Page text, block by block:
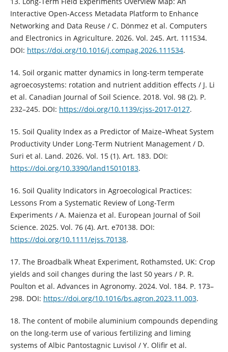
Interactive Open-Access Metadata Platform to Enhance
Networking and Data Reuse / C. Dönmez et al. Computers
and Electronics in Agriculture. 2026. Vol. 245. Art. 111534.
DOI: https://doi.org/10.1016/j.compag.2026.111534.
14. Soil organic matter dynamics in long-term temperate
agroecosystems: rotation and nutrient addition effects / J. Li
et al. Canadian Journal of Soil Science. 2018. Vol. 98 (2). P.
232–245. DOI: https://doi.org/10.1139/cjss-2017-0127.
15. Soil Quality Index as a Predictor of Maize–Wheat System
Productivity Under Long-Term Nutrient Management / D.
Suri et al. Land. 2026. Vol. 15 (1). Art. 183. DOI:
https://doi.org/10.3390/land15010183.
16. Soil Quality Indicators in Agroecological Practices:
Lessons From a Systematic Review of Long-Term
Experiments / A. Maienza et al. European Journal of Soil
Science. 2025. Vol. 76 (4). Art. e70138. DOI:
https://doi.org/10.1111/ejss.70138.
17. The Broadbalk Wheat Experiment, Rothamsted, UK: Crop
yields and soil changes during the last 50 years / P. R.
Poulton et al. Advances in Agronomy. 2024. Vol. 184. P. 173–
298. DOI: https://doi.org/10.1016/bs.agron.2023.11.003.
18. The content of mobile aluminium compounds depending
on the long-term use of various fertilizing and liming
systems of Albic Pantostagnic Luvisol / Y. Olifir et al.